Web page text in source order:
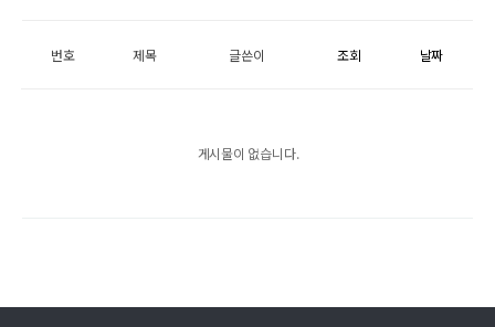
번호 제목 글쓴이 조회 날짜
게시물이 없습니다.